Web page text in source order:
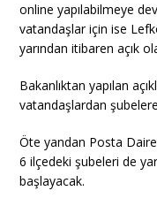
online yapılabilmeye
vatandaşlar için ise
yarından itibaren açık
Bakanlıktan yapılan
vatandaşlardan
Öte yandan Posta
6 ilçedeki şubeleri de
başlayacak.